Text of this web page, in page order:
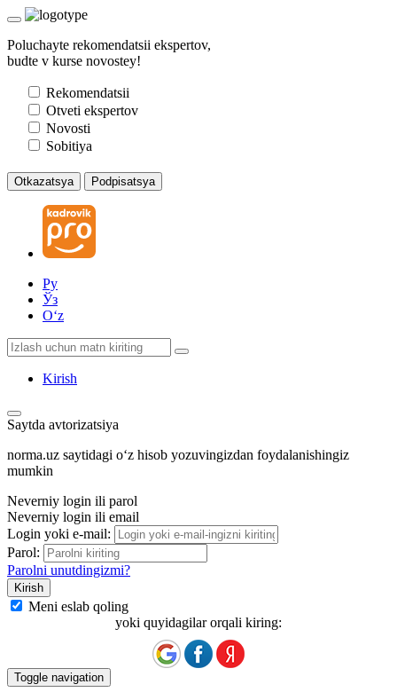
Poluchayte rekomendatsii ekspertov,
budte v kurse novostey!
Rekomendatsii
Otveti ekspertov
Novosti
Sobitiya
Otkazatsya Podpisatsya
Ру
Ўз
Oʻz
Kirish
Saytda avtorizatsiya
norma.uz saytidagi oʻz hisob yozuvingizdan foydalanishingiz
mumkin
Neverniy login ili parol
Neverniy login ili email
Login yoki e-mail:
Parol:
Parolni unutdingizmi?
Meni eslab qoling
yoki quyidagilar orqali kiring:
Toggle navigation